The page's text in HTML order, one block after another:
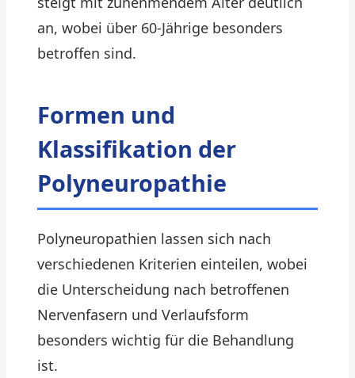
an, wobei über 60-Jährige besonders
betroffen sind.
Formen und
Klassifikation der
Polyneuropathie
Polyneuropathien lassen sich nach
verschiedenen Kriterien einteilen, wobei
die Unterscheidung nach betroffenen
Nervenfasern und Verlaufsform
besonders wichtig für die Behandlung
ist.